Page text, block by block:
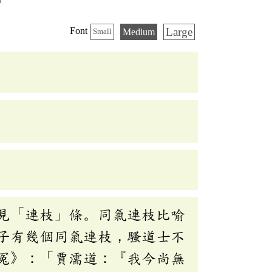
Font Small Medium Large
「連枝」條。同氣連枝比喻
有幾個同氣連枝，騷道士不
》：「賈濡道：『我今尚無